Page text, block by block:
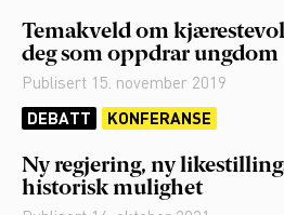
Temakveld om
deg som oppdrar ungdom
Publisert 15. november 2019
DEBATT
KONFERANSE
Ny regjering, ny
historisk mulighet